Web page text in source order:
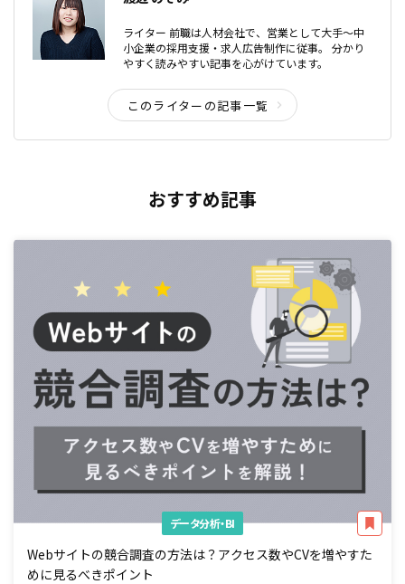
ライター 前職は人材会社で、営業として大手〜中
小企業の採用支援・求人広告制作に従事。 分かり
やすく読みやすい記事を心がけています。
このライターの記事一覧
おすすめ記事
データ分析・BI
Webサイトの競合調査の方法は？アクセス数やCVを増やすた
めに見るべきポイント